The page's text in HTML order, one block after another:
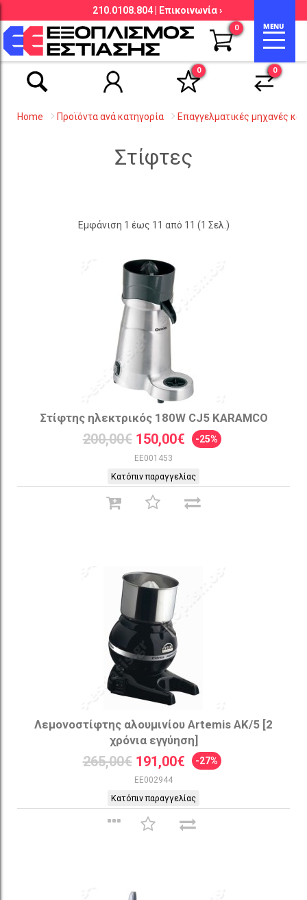
Αναζήτηση βάσει είδους, εταιρείας,
κωδικού κ.λ.π.
210.0108.804 | Επικοινωνία ›
0
0 0
Home Προϊόντα ανά κατηγορία Επαγγελματικές μηχανές
Στίφτες
Εμφάνιση 1 έως 11 από 11 (1 Σελ.)
Στίφτης ηλεκτρικός 180W CJ5 KARAMCO
200,00€ 150,00€ -25%
EE001453
Κατόπιν παραγγελίας
Λεμονοστίφτης αλουμινίου Artemis AK/5 [2
χρόνια εγγύηση]
265,00€ 191,00€ -27%
EE002944
Κατόπιν παραγγελίας